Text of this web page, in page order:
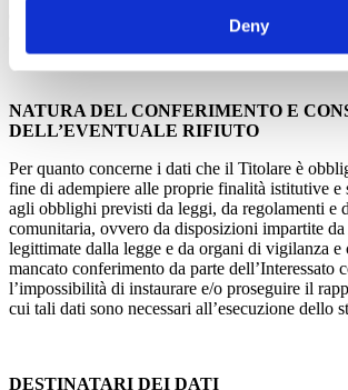
Deny
delle iniziative e delle attività da essi promosse
archiviati in un data base allocato fisicamente
NATURA DEL CONFERIMENTO E
DELL’EVENTUALE RIFIUTO
Per quanto concerne i dati che il Titolare è
fine di adempiere alle proprie finalità istitutive e
agli obblighi previsti da leggi, da regolamenti e
comunitaria, ovvero da disposizioni impartite
legittimate dalla legge e da organi di vigilanza
mancato conferimento da parte dell’Interessato
l’impossibilità di instaurare e/o proseguire il
cui tali dati sono necessari all’esecuzione dello
DESTINATARI DEI DATI